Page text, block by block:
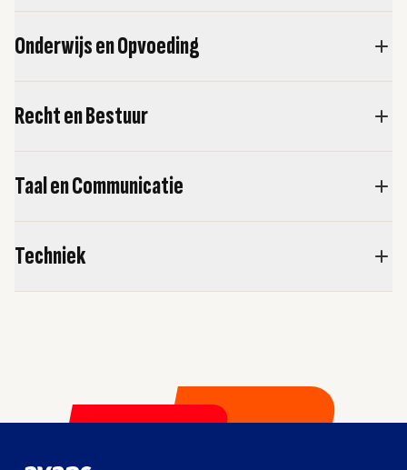
Onderwijs en Opvoeding
Recht en Bestuur
Taal en Communicatie
Techniek